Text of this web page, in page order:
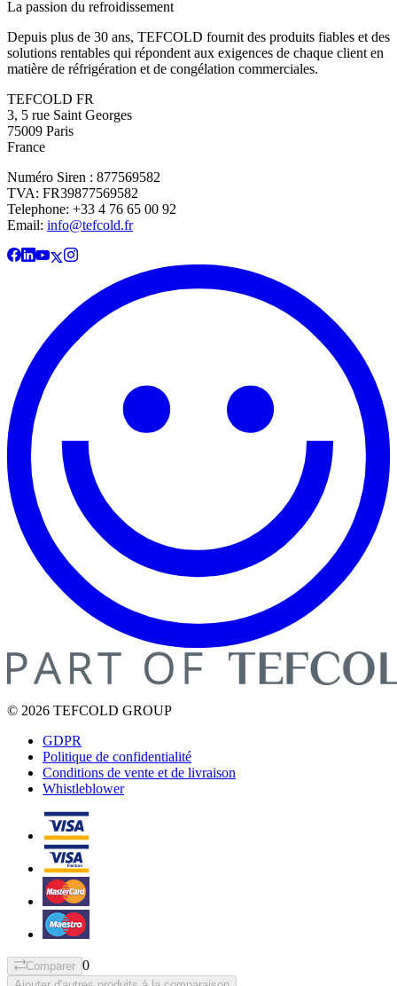
La passion du refroidissement
Depuis plus de 30 ans, TEFCOLD fournit des produits fiables et des
solutions rentables qui répondent aux exigences de chaque client en
matière de réfrigération et de congélation commerciales.
TEFCOLD FR
3, 5 rue Saint Georges
75009 Paris
France
Numéro Siren : 877569582
TVA: FR39877569582
Telephone: +33 4 76 65 00 92
Email: info@tefcold.fr
© 2026 TEFCOLD GROUP
GDPR
Politique de confidentialité
Conditions de vente et de livraison
Whistleblower
Comparer 0